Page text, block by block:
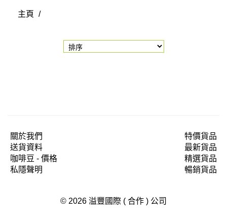
主頁 /
關於我們
送貨資料
咖啡豆 - 價格
私隱聲明
特價貨品
最新貨品
精選貨品
暢銷貨品
© 2026 溢豐國際 ( 合作 ) 公司